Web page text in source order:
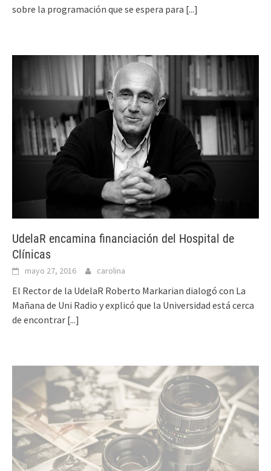
sobre la programación que se espera para [...]
UdelaR encamina financiación del Hospital de
Clínicas
mayo 27, 2016 carolina
El Rector de la UdelaR Roberto Markarian dialogó con La
Mañana de Uni Radio y explicó que la Universidad está cerca
de encontrar [...]